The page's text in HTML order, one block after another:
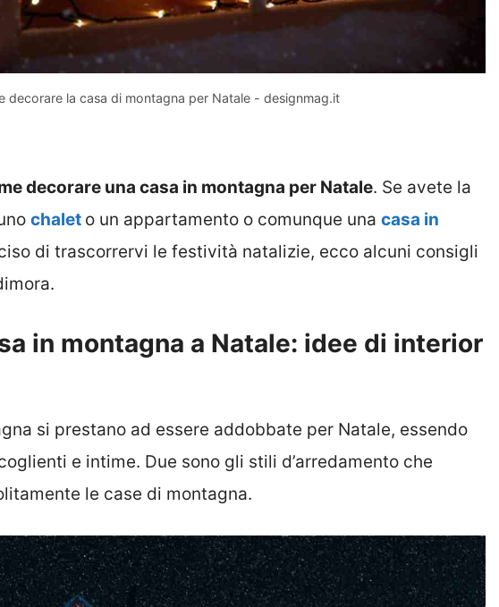
decorare la casa di montagna per Natale - designmag.it
decorare una casa in montagna per Natale. Se avete la
chalet o un appartamento o comunque una casa in
di trascorrervi le festività natalizie, ecco alcuni consigli
in montagna a Natale: idee di interior
si prestano ad essere addobbate per Natale, essendo
e intime. Due sono gli stili d’arredamento che
le case di montagna.